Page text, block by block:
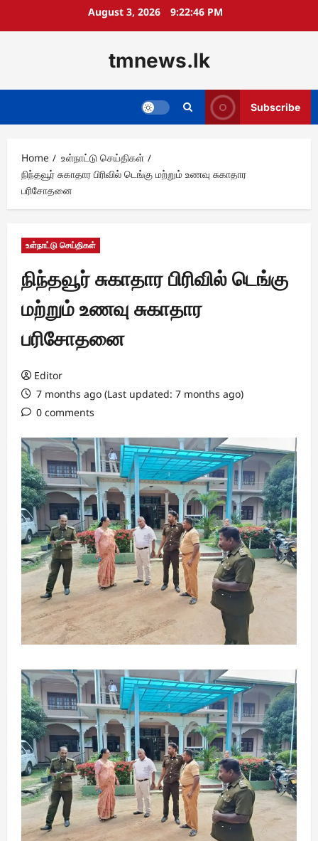
August 3, 2026 9:22:47 PM
tmnews.lk
Subscribe
Home
உள்நாட்டு செய்திகள்
நிந்தவூர் சுகாதார பிரிவில் டெங்கு மற்றும் உணவு சுகாதார
பரிசோதனை
உள்நாட்டு செய்திகள்
நிந்தவூர் சுகாதார பிரிவில் டெங்கு
மற்றும் உணவு சுகாதார
பரிசோதனை
Editor
7 months ago (Last updated: 7 months ago)
0 comments